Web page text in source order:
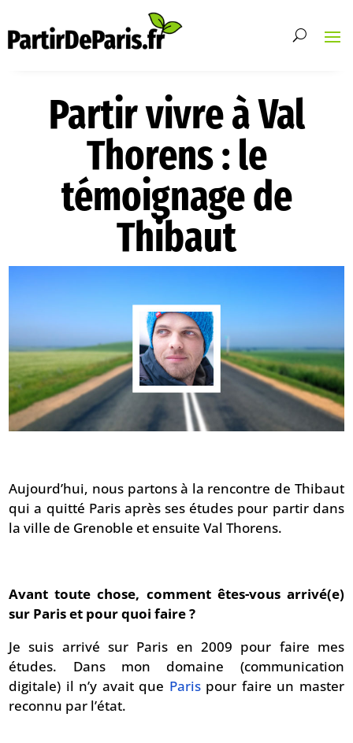
Partir vivre à Val
Thorens : le
témoignage de
Thibaut
Aujourd’hui, nous partons à la rencontre de Thibaut
qui a quitté Paris après ses études pour partir dans
la ville de Grenoble et ensuite Val Thorens.
Avant toute chose, comment êtes-vous arrivé(e)
sur Paris et pour quoi faire ?
Je suis arrivé sur Paris en 2009 pour faire mes
études. Dans mon domaine (communication
digitale) il n’y avait que Parispour faire un master
reconnu par l’état.